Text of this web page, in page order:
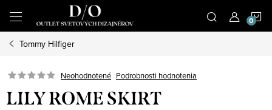
obsah
Tommy Hilfiger
Neohodnotené Podrobnosti hodnotenia
LILY ROME SKIRT